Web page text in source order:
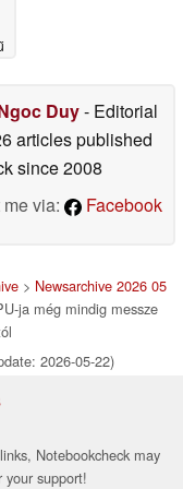
Duy- Editorial
articles published
since 2008
via:
Facebook
> Newsarchive 2026 05
ja még mindig messze
2026-05-22)
Notebookcheck may
support!